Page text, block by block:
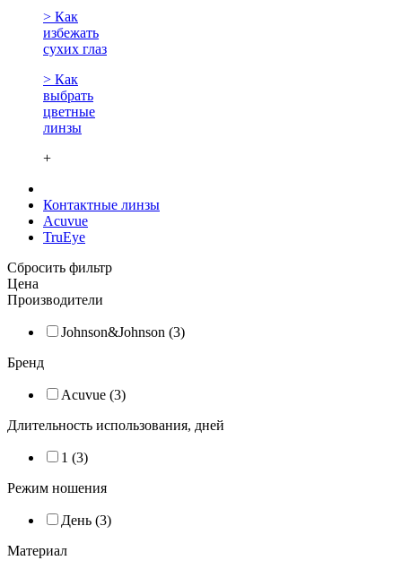
> Как
избежать
сухих глаз
> Как
выбрать
цветные
линзы
+
Контактные линзы
Acuvue
TruEye
Сбросить фильтр
Цена
Производители
Johnson&Johnson (3)
Бренд
Acuvue (3)
Длительность использования, дней
1 (3)
Режим ношения
День (3)
Материал